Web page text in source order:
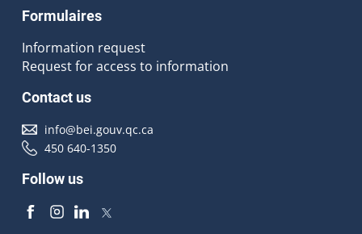
Formulaires
Information request
Request for access to information
Contact us
info@bei.gouv.qc.ca
450 640-1350
Follow us